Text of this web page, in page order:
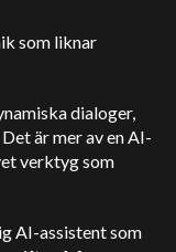
som liknar
dialoger,
är mer av en AI-
verktyg som
AI-assistent som